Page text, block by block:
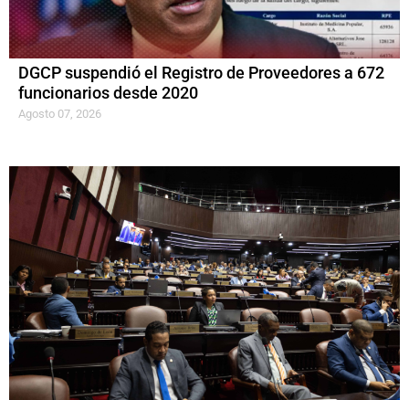
DGCP suspendió el Registro de Proveedores a 672
funcionarios desde 2020
Agosto 07, 2026